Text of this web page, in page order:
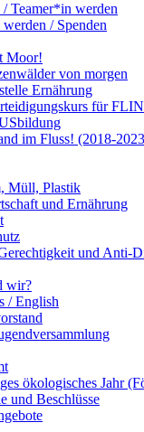
/ Teamer*in werden
/ Spenden
Moor!
von morgen
Ernährung
für
im Fluss! (2018-
Müll, Plastik
und Ernährung
und Anti-
wir?
/ English
ökologisches Jahr
und Beschlüsse